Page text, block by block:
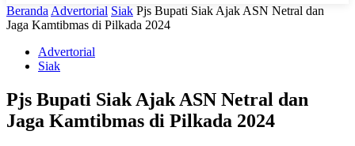
Beranda Advertorial Siak Pjs Bupati Siak Ajak ASN Netral dan
Jaga Kamtibmas di Pilkada 2024
Advertorial
Siak
Pjs Bupati Siak Ajak ASN Netral dan
Jaga Kamtibmas di Pilkada 2024